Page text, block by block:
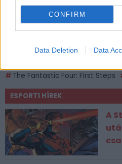
CONFIRM
Data Deletion Data
The Fantastic Four: First Steps
ESPORT1 HÍREK
A